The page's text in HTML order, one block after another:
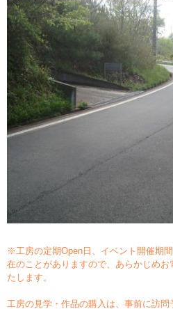
※工房の定期Open日、イベント開催期
在のことがありますので、あらかじめ
たします。
工房の見学・作品の購入は、事前に訪